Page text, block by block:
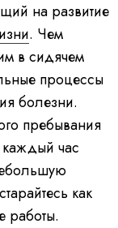
на развитие
. Чем
в сидячем
процессы
болезни.
пребывания
час
как
работы.